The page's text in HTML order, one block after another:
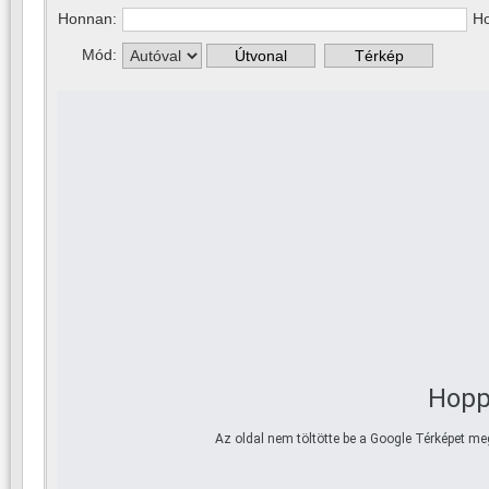
Honnan:
Mód:
Az oldal nem töltötte be a Google Térképet